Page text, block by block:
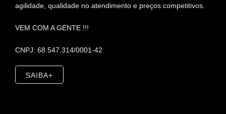
agilidade, qualidade no atendimento e preços competitivos.
VEM COM A GENTE !!!
CNPJ: 68.547.314/0001-42
SAIBA+